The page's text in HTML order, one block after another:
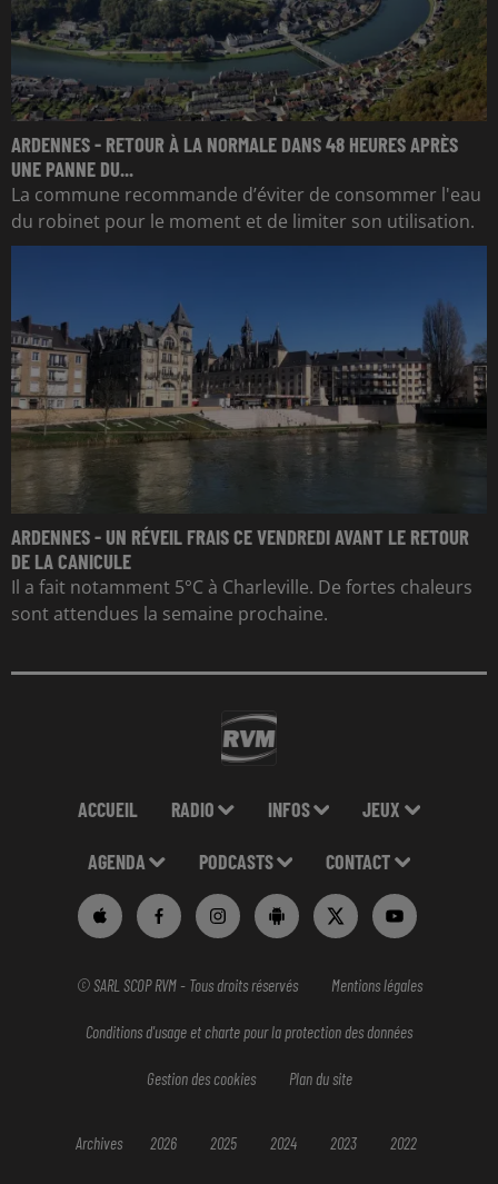
ARDENNES - RETOUR À LA NORMALE DANS 48 HEURES APRÈS
UNE PANNE DU...
La commune recommande d’éviter de consommer l'eau
du robinet pour le moment et de limiter son utilisation.
ARDENNES - UN RÉVEIL FRAIS CE VENDREDI AVANT LE RETOUR
DE LA CANICULE
Il a fait notamment 5°C à Charleville. De fortes chaleurs
sont attendues la semaine prochaine.
ACCUEIL RADIO INFOS JEUX
AGENDA PODCASTS CONTACT
© SARL SCOP RVM - Tous droits réservés Mentions légales
Conditions d'usage et charte pour la protection des données
Gestion des cookies Plan du site
Archives 2026 2025 2024 2023 2022